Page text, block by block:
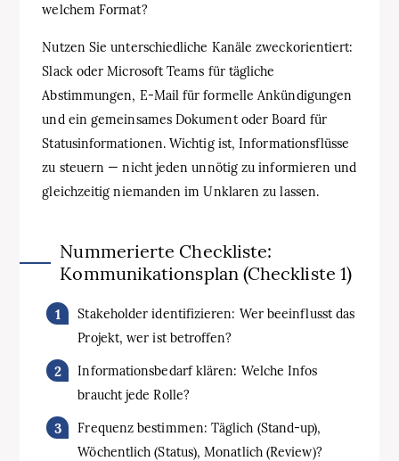
welchem Format?
Nutzen Sie unterschiedliche Kanäle zweckorientiert:
Slack oder Microsoft Teams für tägliche
Abstimmungen, E-Mail für formelle Ankündigungen
und ein gemeinsames Dokument oder Board für
Statusinformationen. Wichtig ist, Informationsflüsse
zu steuern — nicht jeden unnötig zu informieren und
gleichzeitig niemanden im Unklaren zu lassen.
Nummerierte Checkliste:
Kommunikationsplan (Checkliste 1)
Stakeholder identifizieren: Wer beeinflusst das
Projekt, wer ist betroffen?
Informationsbedarf klären: Welche Infos
braucht jede Rolle?
Frequenz bestimmen: Täglich (Stand-up),
Wöchentlich (Status), Monatlich (Review)?